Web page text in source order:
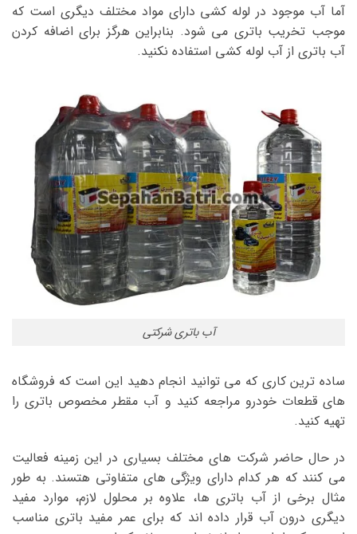
آما آب موجود در لوله کشی دارای مواد مختلف دیگری است که
موجب تخریب باتری می شود. بنابراین هرگز برای اضافه کردن
آب باتری از آب لوله کشی استفاده نکنید.
آب باتری شرکتی
ساده ترین کاری که می توانید انجام دهید این است که فروشگاه
های قطعات خودرو مراجعه کنید و آب مقطر مخصوص باتری را
تهیه کنید.
در حال حاضر شرکت های مختلف بسیاری در این زمینه فعالیت
می کنند که هر کدام دارای ویژگی های متفاوتی هتسند. به طور
مثال برخی از آب باتری ها، علاوه بر محلول لازم، موارد مفید
دیگری درون آب قرار داده اند که برای عمر مفید باتری مناسب